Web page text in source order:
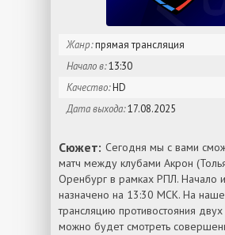
Жанр:прямая трансляция
Начало в:13:30
Качество:HD
Дата выхода:17.08.2025
Сюжет: Сегодня мы с вами
матч между клубами Акрон
Оренбург в рамках РПЛ. Начало
назначено на 13:30 МСК. На
трансляцию противостояния
можно будет смотреть